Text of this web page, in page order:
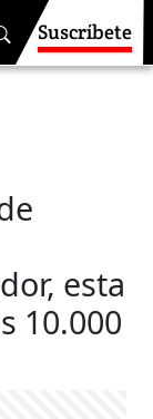
Suscríbete
esta
10.000